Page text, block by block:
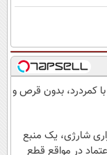
کمردرد، بدون قرص و
شارژی، یک منبع
در مواقع قطع